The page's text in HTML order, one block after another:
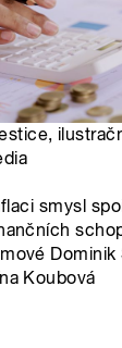
smysl
Dominik
Koubová